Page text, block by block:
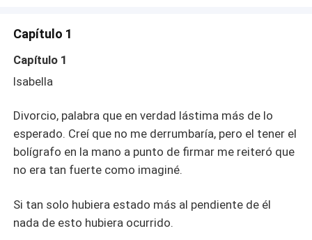
Capítulo 1
Capítulo 1
Isabella
Divorcio, palabra que en verdad lástima más de lo
esperado. Creí que no me derrumbaría, pero el tener el
bolígrafo en la mano a punto de firmar me reiteró que
no era tan fuerte como imaginé.
Si tan solo hubiera estado más al pendiente de él
nada de esto hubiera ocurrido.